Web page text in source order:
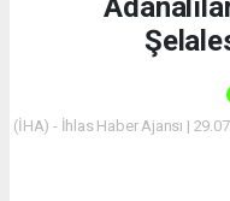
(İHA) - İhlas Haber Ajansı |